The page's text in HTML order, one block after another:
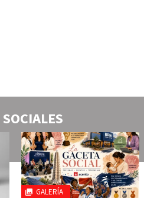
SOCIALES
GALERÍA